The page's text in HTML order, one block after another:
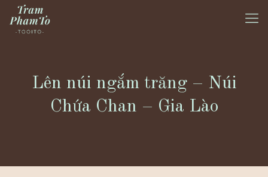
Lên núi ngắm trăng – Núi
Chứa Chan – Gia Lào